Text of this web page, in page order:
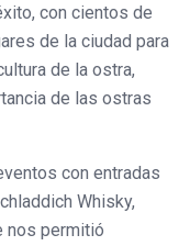
con cientos de
de la ciudad para
de la ostra,
de las ostras
con entradas
Whisky,
nos permitió